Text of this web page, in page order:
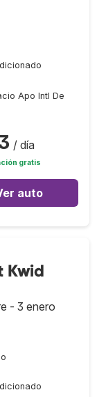
Apo Intl De
/ día
gratis
auto
Kwid
- 3 enero